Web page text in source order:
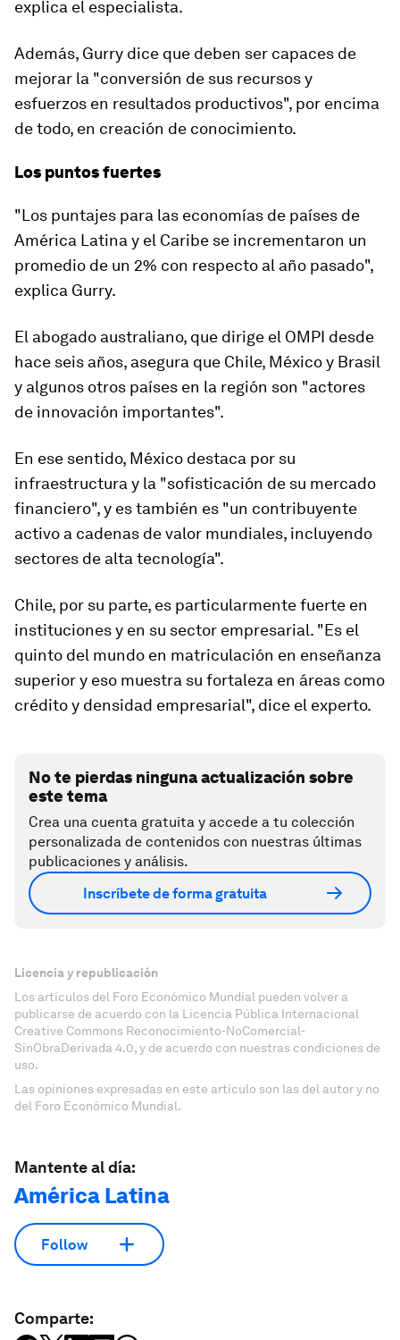
explica el especialista.
Además, Gurry dice que deben ser capaces de
mejorar la "conversión de sus recursos y
esfuerzos en resultados productivos", por encima
de todo, en creación de conocimiento.
Los puntos fuertes
"Los puntajes para las economías de países de
América Latina y el Caribe se incrementaron un
promedio de un 2% con respecto al año pasado",
explica Gurry.
El abogado australiano, que dirige el OMPI desde
hace seis años, asegura que Chile, México y Brasil
y algunos otros países en la región son "actores
de innovación importantes".
En ese sentido, México destaca por su
infraestructura y la "sofisticación de su mercado
financiero", y es también es "un contribuyente
activo a cadenas de valor mundiales, incluyendo
sectores de alta tecnología".
Chile, por su parte, es particularmente fuerte en
instituciones y en su sector empresarial. "Es el
quinto del mundo en matriculación en enseñanza
superior y eso muestra su fortaleza en áreas como
crédito y densidad empresarial", dice el experto.
No te pierdas ninguna actualización sobre
este tema
Crea una cuenta gratuita y accede a tu colección
personalizada de contenidos con nuestras últimas
publicaciones y análisis.
Inscríbete de forma gratuita
Licencia y republicación
Los artículos del Foro Económico Mundial pueden volver a
publicarse de acuerdo con la Licencia Pública Internacional
Creative Commons Reconocimiento-NoComercial-
SinObraDerivada 4.0, y de acuerdo con nuestras condiciones de
uso.
Las opiniones expresadas en este artículo son las del autor y no
del Foro Económico Mundial.
Mantente al día:
América Latina
Follow
Comparte: